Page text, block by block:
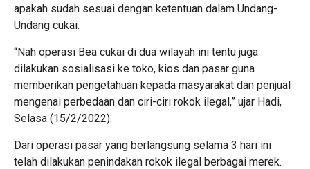
apakah sudah sesuai dengan ketentuan dalam Undang-
Undang cukai.
“Nah operasi Bea cukai di dua wilayah ini tentu juga
dilakukan sosialisasi ke toko, kios dan pasar guna
memberikan pengetahuan kepada masyarakat dan penjual
mengenai perbedaan dan ciri-ciri rokok ilegal,” ujar Hadi,
Selasa (15/2/2022).
Dari operasi pasar yang berlangsung selama 3 hari ini
telah dilakukan penindakan rokok ilegal berbagai merek.